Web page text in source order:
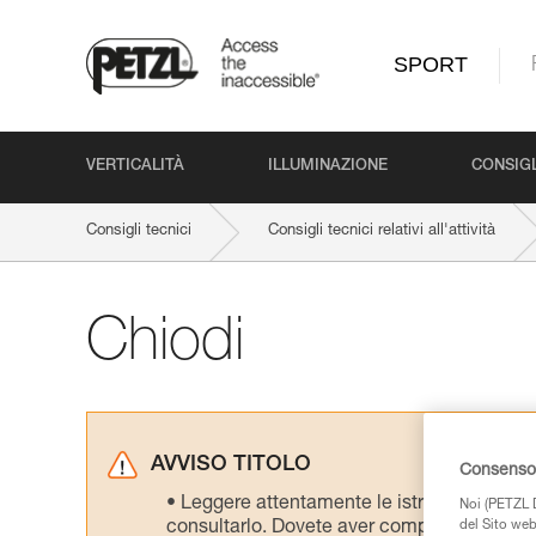
SPORT
VERTICALITÀ ILLUMINAZIONE
Consigli tecnici Consigli tecnici relativi all'attività
Chiodi
AVVISO TITOLO
Leggere attentamente le istruzioni
consultarlo. Dovete aver compreso le
Noi
del Sito